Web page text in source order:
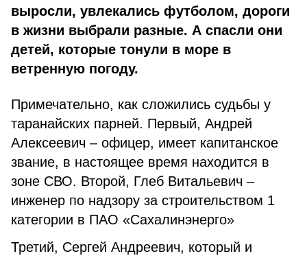
выросли, увлекались футболом, дороги
в жизни выбрали разные. А спасли они
детей, которые тонули в море в
ветренную погоду.
Примечательно, как сложились судьбы у
таранайских парней. Первый, Андрей
Алексеевич – офицер, имеет капитанское
звание, в настоящее время находится в
зоне СВО. Второй, Глеб Витальевич –
инженер по надзору за строительством 1
категории в ПАО «Сахалинэнерго»
Третий, Сергей Андреевич, который и